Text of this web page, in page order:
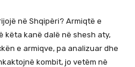
në Shqipëri? Armiqtë e
këta kanë dalë në shesh aty,
e armiqve, pa analizuar dhe
kombit, jo vetëm në